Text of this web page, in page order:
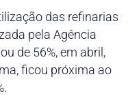
das refinarias
pela Agência
de 56%, em abril,
ficou próxima ao